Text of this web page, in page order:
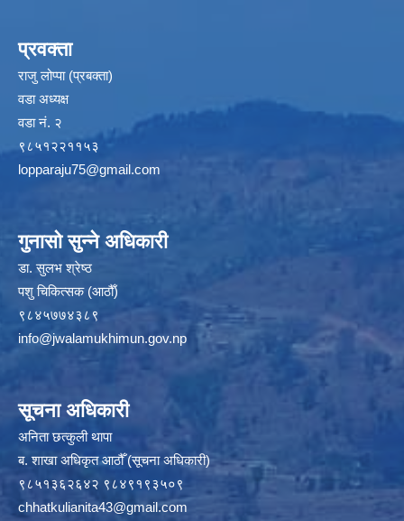
प्रवक्ता
राजु लोप्पा (प्रबक्ता)
वडा अध्यक्ष
वडा नं. २
९८५१२२११५३
lopparaju75@gmail.com
गुनासो सुन्ने अधिकारी
डा. सुलभ श्रेष्ठ
पशु चिकित्सक (आठौँ)
९८४५७७४३८९
info@jwalamukhimun.gov.np
सूचना अधिकारी
अनिता छत्कुली थापा
ब. शाखा अधिकृत आठौँ (सूचना अधिकारी)
९८५१३६२६४२ ९८४९१९३५०९
chhatkulianita43@gmail.com